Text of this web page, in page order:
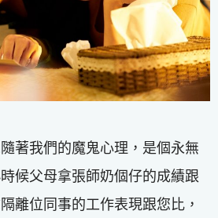
著我們的魔鬼心理，是個永無
候父母拿張師奶個仔的成績跟
離位同事的工作表現跟您比，